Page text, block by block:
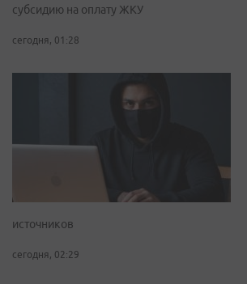
субсидию на оплату ЖКУ
сегодня, 01:28
источников
сегодня, 02:29